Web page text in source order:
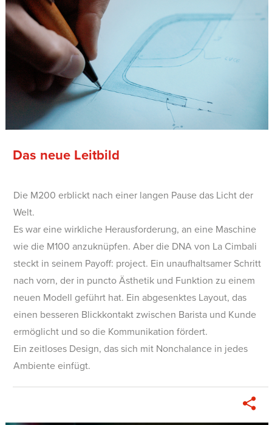
Das neue Leitbild
Die M200 erblickt nach einer langen Pause das Licht der
Welt.
Es war eine wirkliche Herausforderung, an eine Maschine
wie die M100 anzuknüpfen. Aber die DNA von La Cimbali
steckt in seinem Payoff: project. Ein unaufhaltsamer Schritt
nach vorn, der in puncto Ästhetik und Funktion zu einem
neuen Modell geführt hat. Ein abgesenktes Layout, das
einen besseren Blickkontakt zwischen Barista und Kunde
ermöglicht und so die Kommunikation fördert.
Ein zeitloses Design, das sich mit Nonchalance in jedes
Ambiente einfügt.